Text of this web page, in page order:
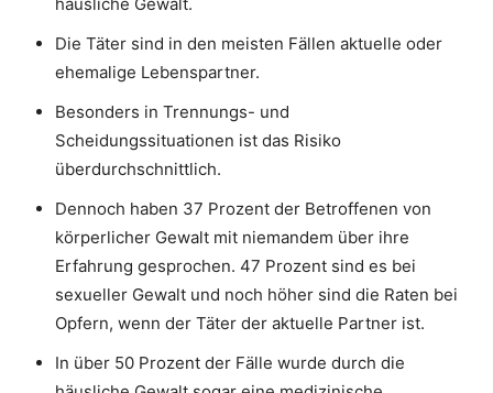
Die Täter sind in den meisten Fällen aktuelle oder
ehemalige Lebenspartner.
Besonders in Trennungs- und
Scheidungssituationen ist das Risiko
überdurchschnittlich.
Dennoch haben 37 Prozent der Betroffenen von
körperlicher Gewalt mit niemandem über ihre
Erfahrung gesprochen. 47 Prozent sind es bei
sexueller Gewalt und noch höher sind die Raten bei
Opfern, wenn der Täter der aktuelle Partner ist.
In über 50 Prozent der Fälle wurde durch die